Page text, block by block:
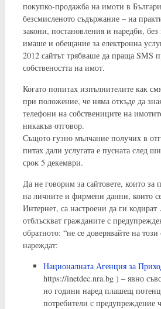
покупко-продажба на имоти в
безсмисленото съдържание – на
закони, постановления и наредби,
имаше и обещание за електронна
2012 сайтът трябваше да праща SMS
собствеността на имот.
Когато попитах изпълнителите как
при положение, че няма откъде да
телефони на собствениците на
никакъв отговор.
Същото гузно мълчание получих в
питах дали услугата е пусната след
срок 5 декември.
Да не говорим за сайтовете, които за
на личните и фирмени данни, които
Интернет, са настроени да ги
отблъскват гражданите с
обратното: “не се доверявайте на
нареждат:
Националната Агенция за
https://inetdec.nra.bg ) – явно
но години наред плашещ
потребители с предупреждение